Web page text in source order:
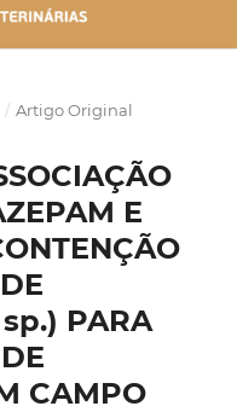
/ Artigo Original
E
PARA
CAMPO